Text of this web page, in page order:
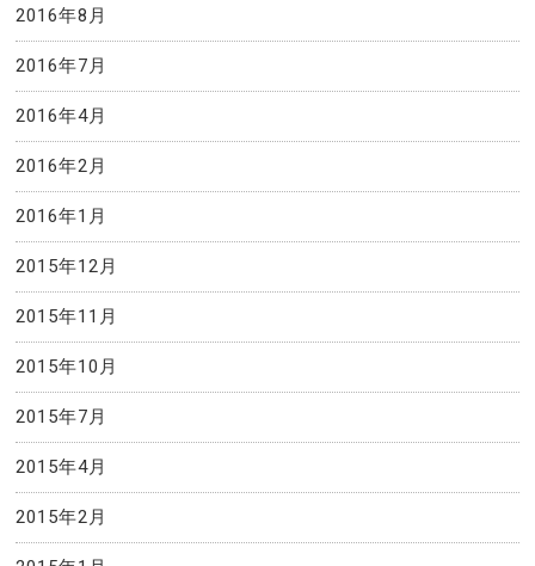
2016年8月
2016年7月
2016年4月
2016年2月
2016年1月
2015年12月
2015年11月
2015年10月
2015年7月
2015年4月
2015年2月